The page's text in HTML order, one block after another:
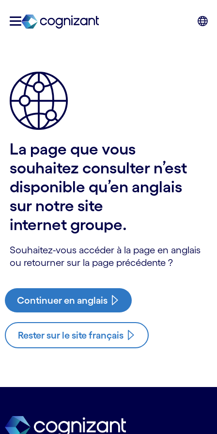
La page que vous
souhaitez consulter n’est
disponible qu’en anglais
sur notre site
internet groupe.
Souhaitez-vous accéder à la page en anglais
ou retourner sur la page précédente ?
Continuer en anglais
Rester sur le site français